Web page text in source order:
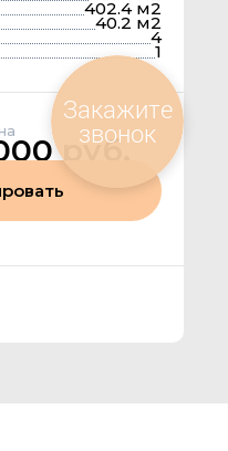
402.4 м2
40.2 м2
4
1
руб.
Закажите
звонок